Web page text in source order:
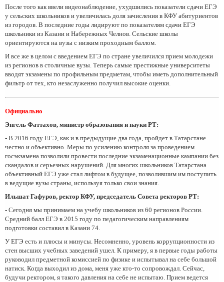
После того как ввели видеонаблюдение, ухудшились показатели сдачи ЕГЭ
у сельских школьников и увеличилась доля зачисления в КФУ абитуриентов
из городов. В последние годы лидируют по показателям сдачи ЕГЭ
школьники из Казани и Набережных Челнов. Сельские школы
ориентируются на вузы с низким проходным баллом.
И все же в целом с введением ЕГЭ по стране увеличился прием молодежи
из регионов в столичные вузы. Теперь самые престижные университеты
вводят экзамены по профильным предметам, чтобы иметь дополнительный
фильтр от тех, кто незаслуженно получил высокие оценки.
Официально
Энгель Фаттахов, министр образования и науки РТ:
- В 2016 году ЕГЭ, как и в предыдущие два года, пройдет в Татарстане
честно и объективно. Меры по усилению контроля за проведением
госэкзамена позволили провести последние экзаменационные кампании без
скандалов и серьезных нарушений. Для многих школьников Татарстана
объективный ЕГЭ уже стал лифтом в будущее, позволившим им поступить
в ведущие вузы страны, используя только свои знания.
Ильшат Гафуров, ректор КФУ, председатель Совета ректоров РТ:
- Сегодня мы принимаем на учебу школьников из 60 регионов России.
Средний балл ЕГЭ в 2015 году по педагогическим направлениям
подготовки составил в Казани 74.
У ЕГЭ есть и плюсы и минусы. Несомненно, уровень коррупционности из
стен высших учебных заведений ушел. К примеру, я в первые годы работы
руководил предметной комиссией по физике и испытывал на себе большой
натиск. Когда выходил из дома, меня уже кто-то сопровождал. Сейчас,
будучи ректором, я такого давления на себе не испытаю. Прием ведется